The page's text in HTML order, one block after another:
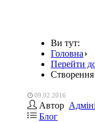
Ви тут:
Головна
Перейти
Створення
09.02.2016
Автор
Блог